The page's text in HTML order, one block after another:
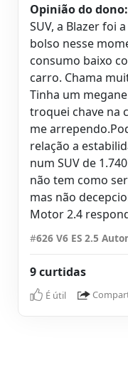
Opinião do dono:
SUV, a Blazer foi
bolso nesse
consumo baixo
carro. Chama
Tinha um
troquei chave na
me
relação a
num SUV de
não tem como
mas não
Motor 2.4
#626 V6 ES 2.5
9 curtidas
É útil